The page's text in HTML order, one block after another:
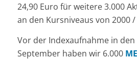
24,90 Euro für weitere 3.000
an den Kursniveaus von 2000 /
Vor der Indexaufnahme in den
September haben wir 6.000